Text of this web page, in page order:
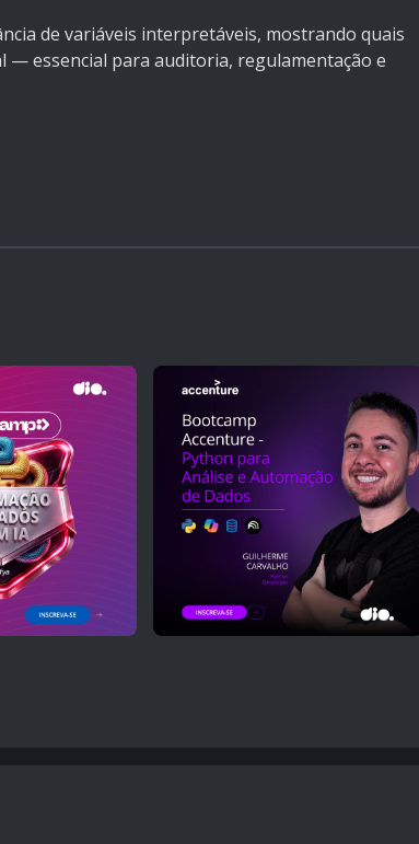
de variáveis interpretáveis, mostrando quais
— essencial para auditoria, regulamentação e